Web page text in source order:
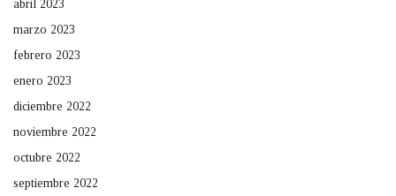
abril 2023
marzo 2023
febrero 2023
enero 2023
diciembre 2022
noviembre 2022
octubre 2022
septiembre 2022